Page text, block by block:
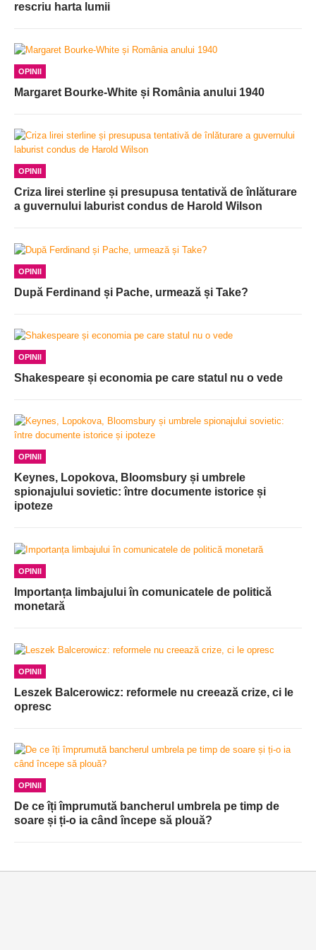
rescriu harta lumii
OPINII
Margaret Bourke-White și România anului 1940
OPINII
Criza lirei sterline și presupusa tentativă de înlăturare
a guvernului laburist condus de Harold Wilson
OPINII
După Ferdinand și Pache, urmează și Take?
OPINII
Shakespeare și economia pe care statul nu o vede
OPINII
Keynes, Lopokova, Bloomsbury și umbrele
spionajului sovietic: între documente istorice și
ipoteze
OPINII
Importanța limbajului în comunicatele de politică
monetară
OPINII
Leszek Balcerowicz: reformele nu creează crize, ci le
opresc
OPINII
De ce îți împrumută bancherul umbrela pe timp de
soare și ți-o ia când începe să plouă?